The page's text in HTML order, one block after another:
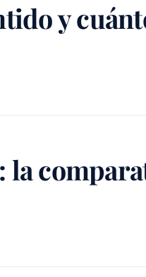
y
la